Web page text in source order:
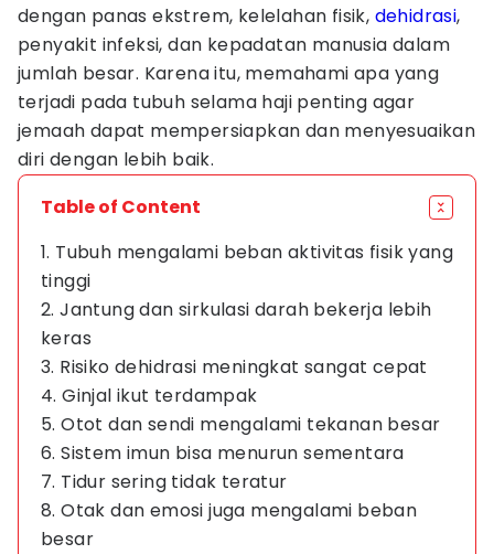
dengan panas ekstrem, kelelahan fisik, dehidrasi,
penyakit infeksi, dan kepadatan manusia dalam
jumlah besar. Karena itu, memahami apa yang
terjadi pada tubuh selama haji penting agar
jemaah dapat mempersiapkan dan menyesuaikan
diri dengan lebih baik.
Table of Content
1. Tubuh mengalami beban aktivitas fisik yang
tinggi
2. Jantung dan sirkulasi darah bekerja lebih
keras
3. Risiko dehidrasi meningkat sangat cepat
4. Ginjal ikut terdampak
5. Otot dan sendi mengalami tekanan besar
6. Sistem imun bisa menurun sementara
7. Tidur sering tidak teratur
8. Otak dan emosi juga mengalami beban
besar